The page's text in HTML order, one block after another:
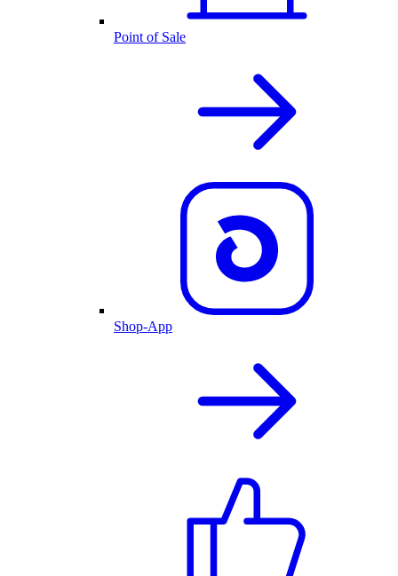
Point of Sale
Shop-App